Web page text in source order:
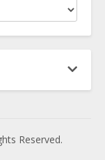
Reserved.